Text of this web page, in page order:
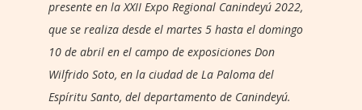
presente en la XXII Expo Regional Canindeyú 2022,
que se realiza desde el martes 5 hasta el domingo
10 de abril en el campo de exposiciones Don
Wilfrido Soto, en la ciudad de La Paloma del
Espíritu Santo, del departamento de Canindeyú.